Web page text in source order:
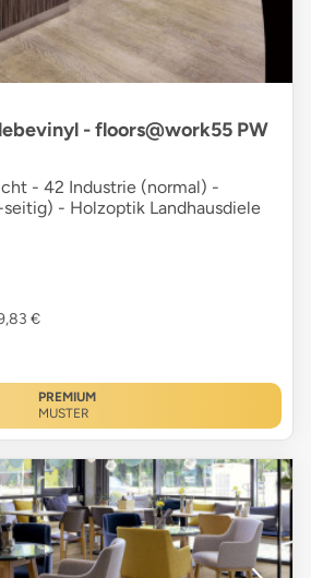
- floors@work55 PW
- 42 Industrie (normal) -
- Holzoptik Landhausdiele
€
PREMIUM
MUSTER